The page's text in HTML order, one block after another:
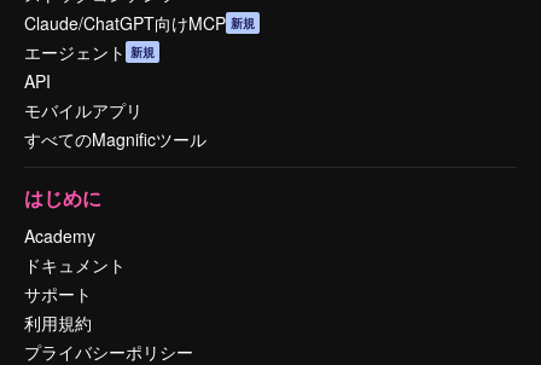
Claude/ChatGPT向けMCP 新規
エージェント 新規
API
モバイルアプリ
すべてのMagnificツール
はじめに
Academy
ドキュメント
サポート
利用規約
プライバシーポリシー